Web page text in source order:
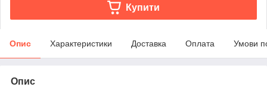
Купити
Опис Характеристики Доставка Оплата Умови
Опис